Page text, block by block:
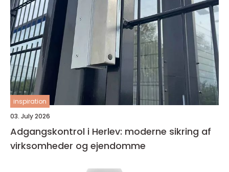
inspiration
03. July 2026
Adgangskontrol i Herlev: moderne sikring af
virksomheder og ejendomme